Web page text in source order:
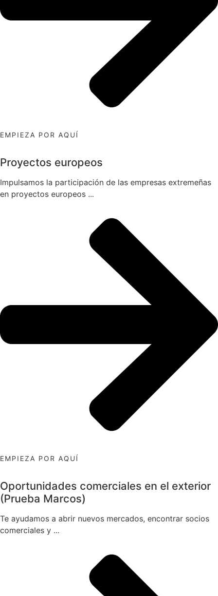
EMPIEZA POR AQUÍ
Proyectos europeos
Impulsamos la participación de las empresas extremeñas
en proyectos europeos ...
EMPIEZA POR AQUÍ
Oportunidades comerciales en el exterior
(Prueba Marcos)
Te ayudamos a abrir nuevos mercados, encontrar socios
comerciales y ...